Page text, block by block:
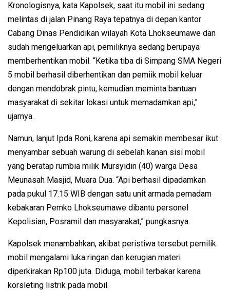
Kronologisnya, kata Kapolsek, saat itu mobil ini sedang
melintas di jalan Pinang Raya tepatnya di depan kantor
Cabang Dinas Pendidikan wilayah Kota Lhokseumawe dan
sudah mengeluarkan api, pemiliknya sedang berupaya
memberhentikan mobil. “Ketika tiba di Simpang SMA Negeri
5 mobil berhasil diberhentikan dan pemiik mobil keluar
dengan mendobrak pintu, kemudian meminta bantuan
masyarakat di sekitar lokasi untuk memadamkan api,”
ujarnya.
Namun, lanjut Ipda Roni, karena api semakin membesar ikut
menyambar sebuah warung di sebelah kanan sisi mobil
yang beratap rumbia milik Mursyidin (40) warga Desa
Meunasah Masjid, Muara Dua. “Api berhasil dipadamkan
pada pukul 17.15 WIB dengan satu unit armada pemadam
kebakaran Pemko Lhokseumawe dibantu personel
Kepolisian, Posramil dan masyarakat,” pungkasnya.
Kapolsek menambahkan, akibat peristiwa tersebut pemilik
mobil mengalami luka ringan dan kerugian materi
diperkirakan Rp100 juta. Diduga, mobil terbakar karena
korsleting listrik pada mobil.